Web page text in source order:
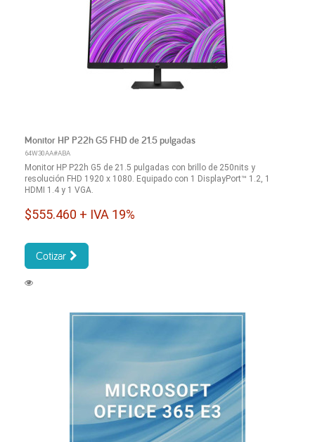
Monitor HP P22h G5 FHD de 21.5 pulgadas
64W30AA#ABA
Monitor HP P22h G5 de 21.5 pulgadas con brillo de 250nits y
resolución FHD 1920 x 1080. Equipado con 1 DisplayPort™ 1.2, 1
HDMI 1.4 y 1 VGA.
$555.460 + IVA 19%
Cotizar